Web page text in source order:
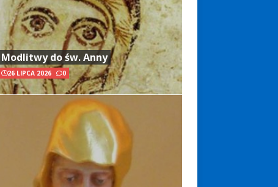
Modlitwy do św. Anny
26 LIPCA 2026 0